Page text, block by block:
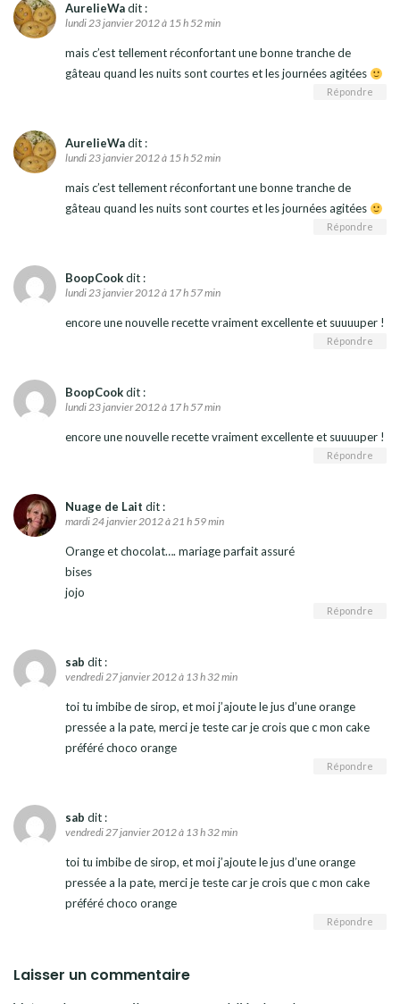
AurelieWadit :
lundi 23 janvier 2012 à 15 h 52 min
mais c’est tellement réconfortant une bonne tranche de
gâteau quand les nuits sont courtes et les journées agitées
Répondre
AurelieWadit :
lundi 23 janvier 2012 à 15 h 52 min
mais c’est tellement réconfortant une bonne tranche de
gâteau quand les nuits sont courtes et les journées agitées
Répondre
BoopCookdit :
lundi 23 janvier 2012 à 17 h 57 min
encore une nouvelle recette vraiment excellente et suuuuper !
Répondre
BoopCookdit :
lundi 23 janvier 2012 à 17 h 57 min
encore une nouvelle recette vraiment excellente et suuuuper !
Répondre
Nuage de Lait dit :
mardi 24 janvier 2012 à 21 h 59 min
Orange et chocolat…. mariage parfait assuré
bises
jojo
Répondre
sab dit :
vendredi 27 janvier 2012 à 13 h 32 min
toi tu imbibe de sirop, et moi j’ajoute le jus d’une orange
pressée a la pate, merci je teste car je crois que c mon cake
préféré choco orange
Répondre
sab dit :
vendredi 27 janvier 2012 à 13 h 32 min
toi tu imbibe de sirop, et moi j’ajoute le jus d’une orange
pressée a la pate, merci je teste car je crois que c mon cake
préféré choco orange
Répondre
Laisser un commentaire